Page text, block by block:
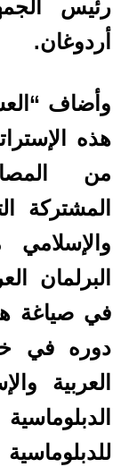
رئيس
أردوغان.
وأضاف
هذه
من
المشتركة
البرلمان
في صياغة
دوره في
العربية